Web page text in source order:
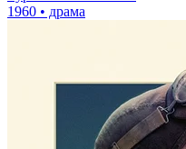
1960 • драма